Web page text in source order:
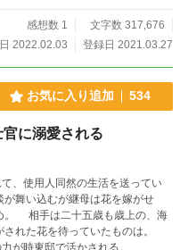
感想数 1
文字数 317,676
2022.02.03
登録日 2021.03.27
お気に入り追加 534
に溺愛される
、使用人同然の生活を送ってい
舞い込むが継母は花を嫁がせ
海